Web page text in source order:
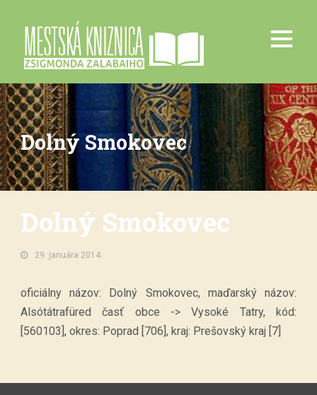
Dolný Smokovec
Dolný Smokovec
29. januára 2014.
oficiálny názov: Dolný Smokovec, maďarský názov:
Alsótátrafüred časť obce -> Vysoké Tatry, kód:
[560103], okres: Poprad [706], kraj: Prešovský kraj [7]